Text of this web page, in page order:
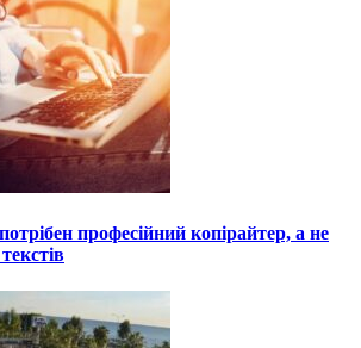
професійний копірайтер, а не